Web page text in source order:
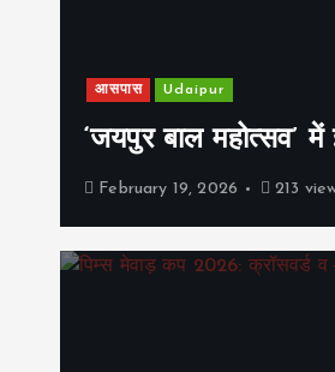
आसपास Udaipur
‘जयपुर बाल महोत्सव’
February 19, 2026 213